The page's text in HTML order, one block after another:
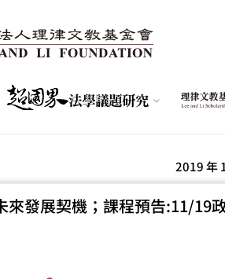
2019 年
來發展契機；課程預告:11/19